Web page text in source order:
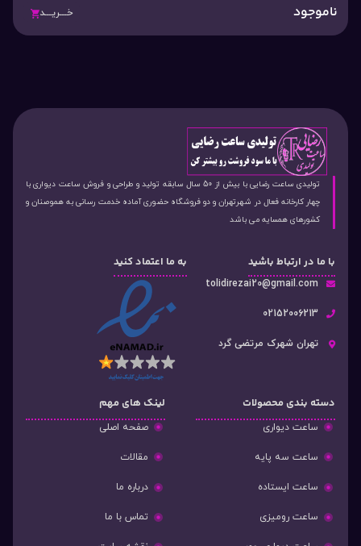
ناموجود خـــریـــد
تولیدی ساعت رضایی با بیش از 50 سال سابقه تولید و طراحی و فروش ساعت دیواری با
چهار کارخانه فعال در شهرتهران و دو فروشگاه حضوری آماده خدمت رسانی به هموصنان و
کشورهای همسایه می باشد
با ما در ارتباط باشید
tolidirezai20@gmail.com
02152006213
تهران شهرک مرتضی گرد
به ما اعتماد کنید
دسته‌ بندی محصولات
ساعت دیواری
ساعت سه پایه
ساعت ایستاده
ساعت رومیزی
لینک های مهم
صفحه اصلی
مقالات
درباره ما
تماس با ما